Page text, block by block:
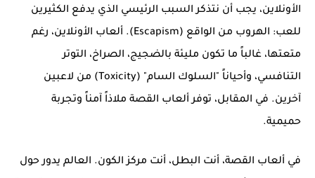
الأونلاين، يجب أن نتذكر السبب الرئيسي الذي يدفع الكثيرين
للعب: الهروب من الواقع (Escapism). ألعاب الأونلاين، رغم
متعتها، غالباً ما تكون مليئة بالضجيج، الصراخ، التوتر
التنافسي، وأحياناً "السلوك السام" (Toxicity) من لاعبين
آخرين. في المقابل، توفر ألعاب القصة ملاذاً آمناً وتجربة
حميمية.
في ألعاب القصة، أنت البطل، أنت مركز الكون. العالم يدور حول